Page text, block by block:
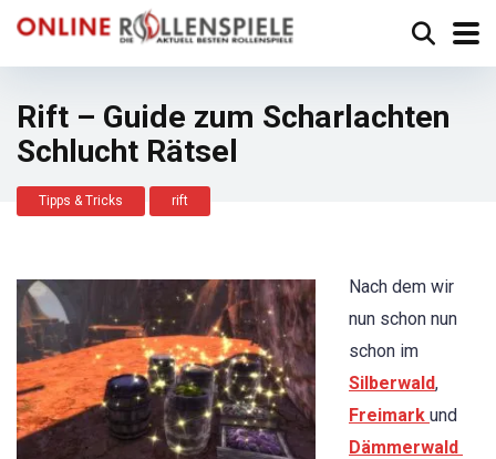
Rift – Guide zum Scharlachten
Schlucht Rätsel
Tipps & Tricks rift
Nach dem wir
nun schon nun
schon im
Silberwald,
Freimark und
Dämmerwald